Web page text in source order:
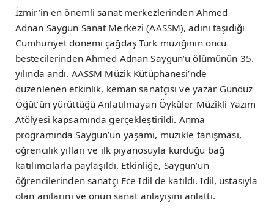
İzmir’in en önemli sanat merkezlerinden Ahmed
Adnan Saygun Sanat Merkezi (AASSM), adını taşıdığı
Cumhuriyet dönemi çağdaş Türk müziğinin öncü
bestecilerinden Ahmed Adnan Saygun’u ölümünün 35.
yılında andı. AASSM Müzik Kütüphanesi’nde
düzenlenen etkinlik, keman sanatçısı ve yazar Gündüz
Öğüt’ün yürüttüğü Anlatılmayan Öyküler Müzikli Yazım
Atölyesi kapsamında gerçekleştirildi. Anma
programında Saygun’un yaşamı, müzikle tanışması,
öğrencilik yılları ve ilk piyanosuyla kurduğu bağ
katılımcılarla paylaşıldı. Etkinliğe, Saygun’un
öğrencilerinden sanatçı Ece İdil de katıldı. İdil, ustasıyla
olan anılarını ve onun sanat anlayışını anlattı.